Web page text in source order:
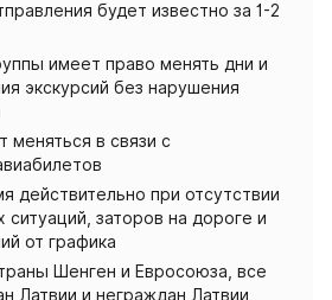
будет известно за 1-2
имеет право менять дни и
экскурсий без нарушения
меняться в связи с
действительно при отсутствии
заторов на дороге и
от графика
Шенген и Евросоюза, все
Латвии и неграждан Латвии